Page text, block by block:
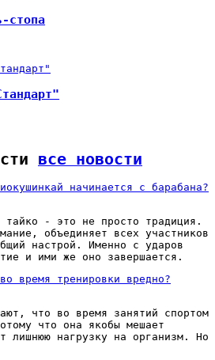
стопа
все новости
начинается с барабана?
тайко - это не просто традиция.
объединяет всех участников
настрой. Именно с ударов
и ими же оно завершается.
время тренировки вредно?
что во время занятий спортом
что она якобы мешает
лишнюю нагрузку на организм. Но